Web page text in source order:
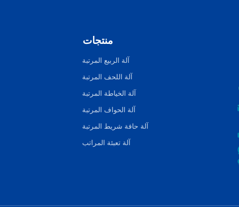
منتجات
آلة الربيع المرتبة
آلة اللحف المرتبة
آلة الخياطة المرتبة
آلة الحواف المرتبة
آلة حافة شريط المرتبة
آلة تعبئة المراتب